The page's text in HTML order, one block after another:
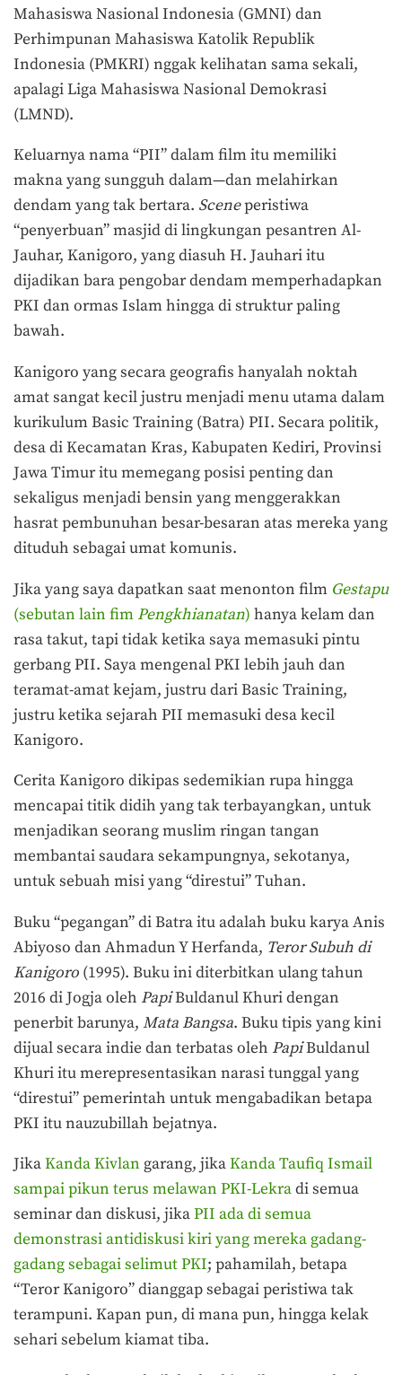
Mahasiswa Nasional Indonesia (GMNI) dan
Perhimpunan Mahasiswa Katolik Republik
Indonesia (PMKRI) nggak kelihatan sama sekali,
apalagi Liga Mahasiswa Nasional Demokrasi
(LMND).
Keluarnya nama “PII” dalam film itu memiliki
makna yang sungguh dalam—dan melahirkan
dendam yang tak bertara. Sceneperistiwa
“penyerbuan” masjid di lingkungan pesantren Al-
Jauhar, Kanigoro, yang diasuh H. Jauhari itu
dijadikan bara pengobar dendam memperhadapkan
PKI dan ormas Islam hingga di struktur paling
bawah.
Kanigoro yang secara geografis hanyalah noktah
amat sangat kecil justru menjadi menu utama dalam
kurikulum Basic Training (Batra) PII. Secara politik,
desa di Kecamatan Kras, Kabupaten Kediri, Provinsi
Jawa Timur itu memegang posisi penting dan
sekaligus menjadi bensin yang menggerakkan
hasrat pembunuhan besar-besaran atas mereka yang
dituduh sebagai umat komunis.
Jika yang saya dapatkan saat menonton film Gestapu
(sebutan lain fim Pengkhianatan) hanya kelam dan
rasa takut, tapi tidak ketika saya memasuki pintu
gerbang PII. Saya mengenal PKI lebih jauh dan
teramat-amat kejam, justru dari Basic Training,
justru ketika sejarah PII memasuki desa kecil
Kanigoro.
Cerita Kanigoro dikipas sedemikian rupa hingga
mencapai titik didih yang tak terbayangkan, untuk
menjadikan seorang muslim ringan tangan
membantai saudara sekampungnya, sekotanya,
untuk sebuah misi yang “direstui” Tuhan.
Buku “pegangan” di Batra itu adalah buku karya Anis
Abiyoso dan Ahmadun Y Herfanda, Teror Subuh di
Kanigoro (1995). Buku ini diterbitkan ulang tahun
2016 di Jogja oleh PapiBuldanul Khuri dengan
penerbit barunya, Mata Bangsa. Buku tipis yang kini
dijual secara indie dan terbatas oleh PapiBuldanul
Khuri itu merepresentasikan narasi tunggal yang
“direstui” pemerintah untuk mengabadikan betapa
PKI itu nauzubillah bejatnya.
JikaKanda Kivlan garang, jikaKanda Taufiq Ismail
sampai pikun terus melawan PKI-Lekradi semua
seminar dan diskusi, jikaPII ada di semua
demonstrasi antidiskusi kiri yang mereka gadang-
gadang sebagai selimut PKI; pahamilah, betapa
“Teror Kanigoro” dianggap sebagai peristiwa tak
terampuni. Kapan pun, di mana pun, hingga kelak
sehari sebelum kiamat tiba.